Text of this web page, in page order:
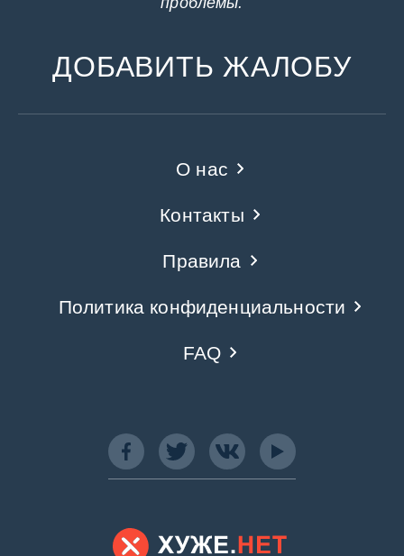
ДОБАВИТЬ ЖАЛОБУ
О нас
Контакты
Правила
Политика конфиденциальности
FAQ